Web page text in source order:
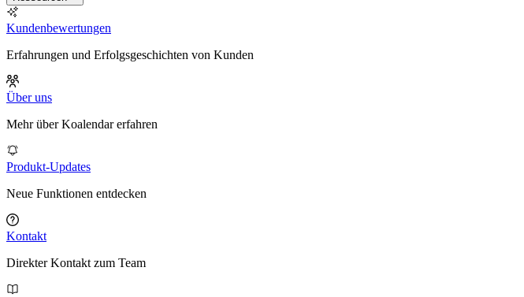
Kundenbewertungen
Erfahrungen und Erfolgsgeschichten von Kunden
Über uns
Mehr über Koalendar erfahren
Produkt-Updates
Neue Funktionen entdecken
Kontakt
Direkter Kontakt zum Team